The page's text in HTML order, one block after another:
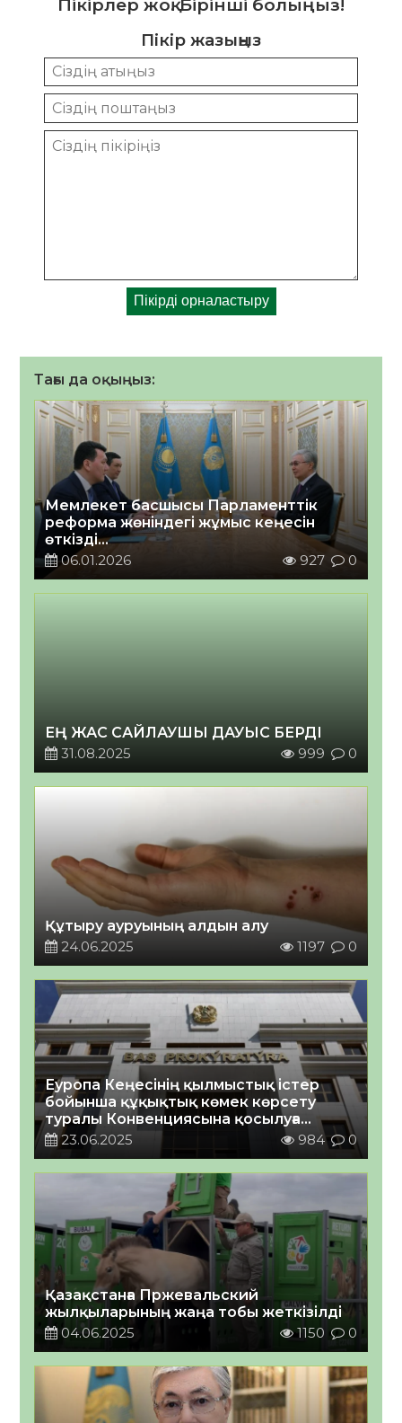
Пікір жазыңыз
Тағы да оқыңыз:
Мемлекет басшысы Парламенттік
реформа жөніндегі жұмыс кеңесін
өткізді
2026 жылғы 06 қаңтар
06.01.2026 927 0
ЕҢ ЖАС САЙЛАУШЫ ДАУЫС БЕРДІ
31.08.2025
999 0
Құтыру ауруының алдын алу
24.06.2025
1197 0
Еуропа Кеңесінің қылмыстық істер
бойынша құқықтық көмек көрсету
туралы Конвенциясына қосылуға
шақыру туралы
23.06.2025 984 0
Қазақстанға Пржевальский
жылқыларының жаңа тобы жеткізілді
04.06.2025
1150 0